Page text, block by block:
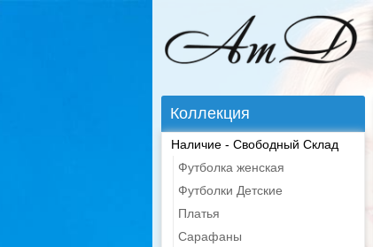
Коллекция
Наличие - Свободный Склад
Футболка женская
Футболки Детские
Платья
Сарафаны